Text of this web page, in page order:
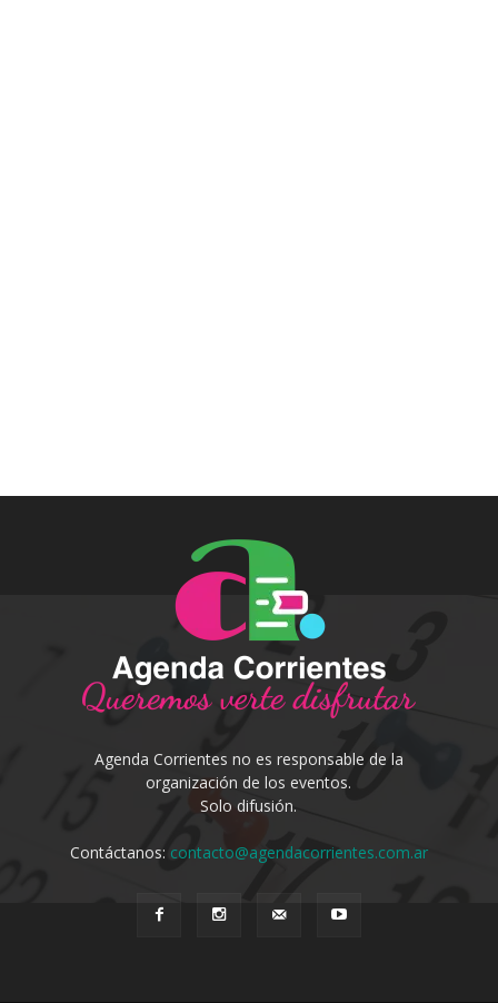
Agenda Corrientes no es responsable de la
organización de los eventos.
Solo difusión.
Contáctanos: contacto@agendacorrientes.com.ar